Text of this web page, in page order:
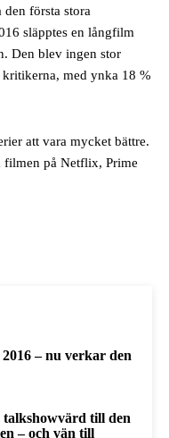
första stora
släpptes en långfilm
Den blev ingen stor
kritikerna, med ynka 18 %
att vara mycket bättre.
filmen på Netflix, Prime
– nu verkar den
till den
– och vän till